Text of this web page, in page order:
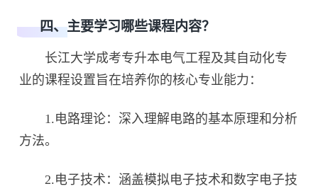
四、主要学习哪些课程内容？
长江大学成考专升本电气工程及其自动化专
业的课程设置旨在培养你的核心专业能力：
1.电路理论：深入理解电路的基本原理和分析
方法。
2.电子技术：涵盖模拟电子技术和数字电子技